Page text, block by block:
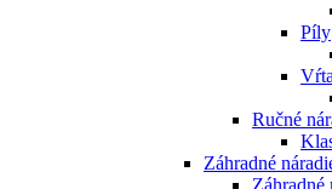
Píly
Ručné
Záhradné
Záhradné